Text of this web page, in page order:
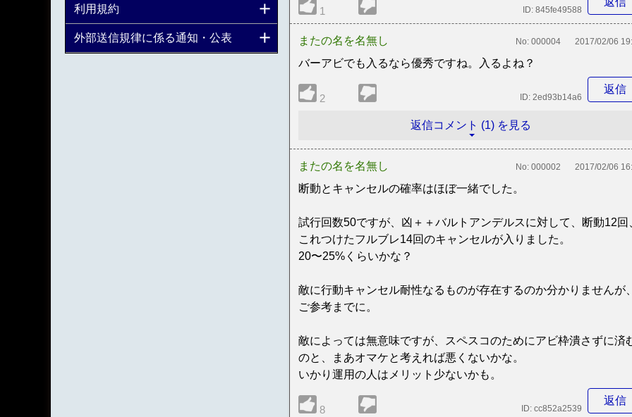
1 ID: 845fe49588
またの名を名無し No: 000004 2017/02/06
バーアビでも入るなら優秀ですね。入るよね？
2
返信
ID: 2ed93b14a6
返信コメント (1) を見る
またの名を名無し No: 000002 2017/02/06
断動とキャンセルの確率はほぼ一緒でした。
試行回数50ですが、凶＋＋バルトアンデルスに対して、断動12回
これつけたフルブレ14回のキャンセルが入りました。
20〜25%くらいかな？
敵に行動キャンセル耐性なるものが存在するのか分かりませんが
ご参考までに。
敵によっては無意味ですが、スペスコのためにアビ枠潰さずに済
のと、まあオマケと考えれば悪くないかな。
いかり運用の人はメリット少ないかも。
8
返信
ID: cc852a2539
利用規約
外部送信規律に係る通知・公表